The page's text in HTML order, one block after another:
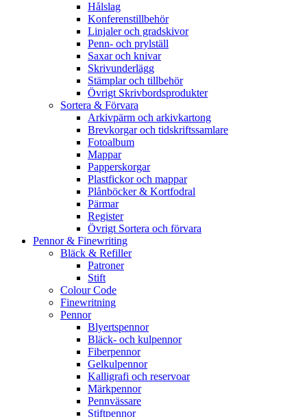
Hålslag
Konferenstillbehör
Linjaler och gradskivor
Penn- och prylställ
Saxar och knivar
Skrivunderlägg
Stämplar och tillbehör
Övrigt Skrivbordsprodukter
Sortera & Förvara
Arkivpärm och arkivkartong
Brevkorgar och tidskriftssamlare
Fotoalbum
Mappar
Papperskorgar
Plastfickor och mappar
Plånböcker & Kortfodral
Pärmar
Register
Övrigt Sortera och förvara
Pennor & Finewriting
Bläck & Refiller
Patroner
Stift
Colour Code
Finewritning
Pennor
Blyertspennor
Bläck- och kulpennor
Fiberpennor
Gelkulpennor
Kalligrafi och reservoar
Märkpennor
Pennvässare
Stiftpennor